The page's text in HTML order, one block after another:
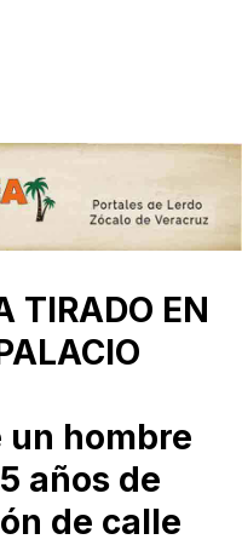
TIRADO EN
un hombre
años de
de calle